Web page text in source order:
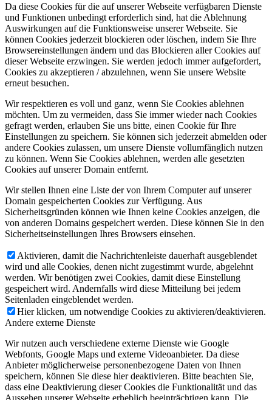
Da diese Cookies für die auf unserer Webseite verfügbaren Dienste
und Funktionen unbedingt erforderlich sind, hat die Ablehnung
Auswirkungen auf die Funktionsweise unserer Webseite. Sie
können Cookies jederzeit blockieren oder löschen, indem Sie Ihre
Browsereinstellungen ändern und das Blockieren aller Cookies auf
dieser Webseite erzwingen. Sie werden jedoch immer aufgefordert,
Cookies zu akzeptieren / abzulehnen, wenn Sie unsere Website
erneut besuchen.
Wir respektieren es voll und ganz, wenn Sie Cookies ablehnen
möchten. Um zu vermeiden, dass Sie immer wieder nach Cookies
gefragt werden, erlauben Sie uns bitte, einen Cookie für Ihre
Einstellungen zu speichern. Sie können sich jederzeit abmelden oder
andere Cookies zulassen, um unsere Dienste vollumfänglich nutzen
zu können. Wenn Sie Cookies ablehnen, werden alle gesetzten
Cookies auf unserer Domain entfernt.
Wir stellen Ihnen eine Liste der von Ihrem Computer auf unserer
Domain gespeicherten Cookies zur Verfügung. Aus
Sicherheitsgründen können wie Ihnen keine Cookies anzeigen, die
von anderen Domains gespeichert werden. Diese können Sie in den
Sicherheitseinstellungen Ihres Browsers einsehen.
Aktivieren, damit die Nachrichtenleiste dauerhaft ausgeblendet
wird und alle Cookies, denen nicht zugestimmt wurde, abgelehnt
werden. Wir benötigen zwei Cookies, damit diese Einstellung
gespeichert wird. Andernfalls wird diese Mitteilung bei jedem
Seitenladen eingeblendet werden.
Hier klicken, um notwendige Cookies zu aktivieren/deaktivieren.
Andere externe Dienste
Wir nutzen auch verschiedene externe Dienste wie Google
Webfonts, Google Maps und externe Videoanbieter. Da diese
Anbieter möglicherweise personenbezogene Daten von Ihnen
speichern, können Sie diese hier deaktivieren. Bitte beachten Sie,
dass eine Deaktivierung dieser Cookies die Funktionalität und das
Aussehen unserer Webseite erheblich beeinträchtigen kann. Die